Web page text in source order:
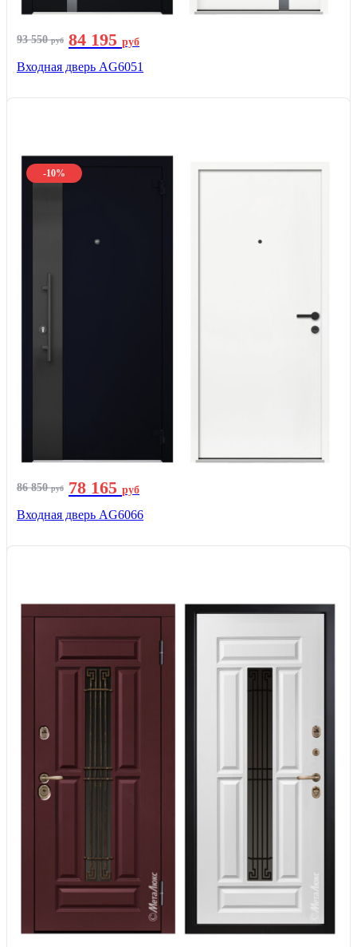
93 550руб 84 195 руб
Входная дверь AG6051
-10%
86 850руб 78 165 руб
Входная дверь AG6066